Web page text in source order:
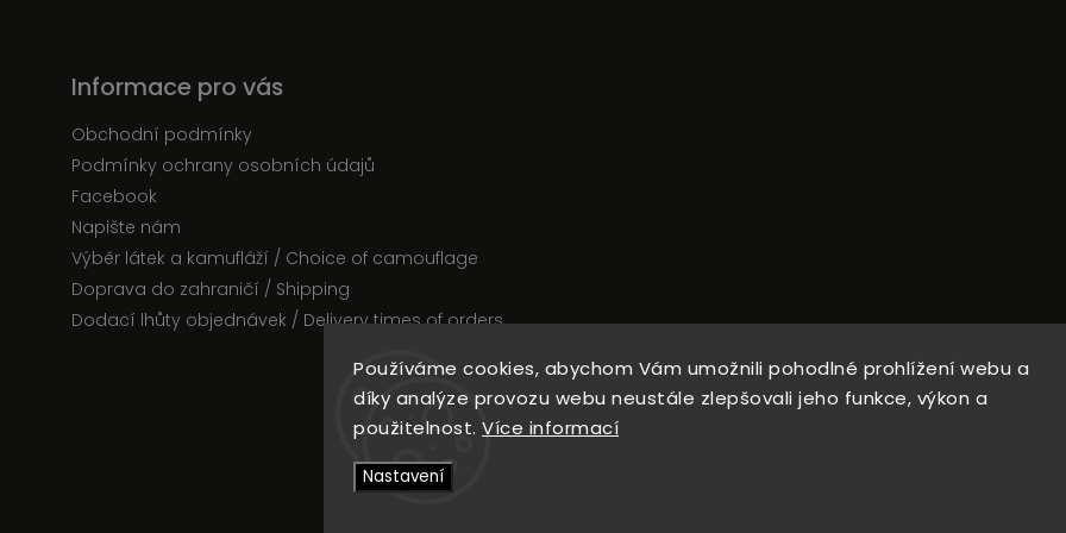
Používáme cookies, abychom Vám umožnili pohodlné prohlížení webu a
díky analýze provozu webu neustále zlepšovali jeho funkce, výkon a
použitelnost. Více informací
Nastavení
Informace pro vás
Obchodní podmínky
Podmínky ochrany osobních údajů
Facebook
Napište nám
Výběr látek a kamufláží / Choice of camouflage
Doprava do zahraničí / Shipping
Dodací lhůty objednávek / Delivery times of orders
Copyright 2026PepeTacticalGear. Všechna práva